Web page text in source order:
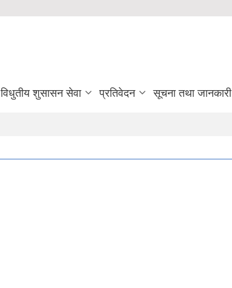
विधुतीय शुसासन सेवा प्रतिवेदन सूचना तथा जानकारी